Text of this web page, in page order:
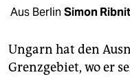
shop
unterstützen
Aus Berlin Simon
Ungarn hat den
Grenzgebiet, wo er